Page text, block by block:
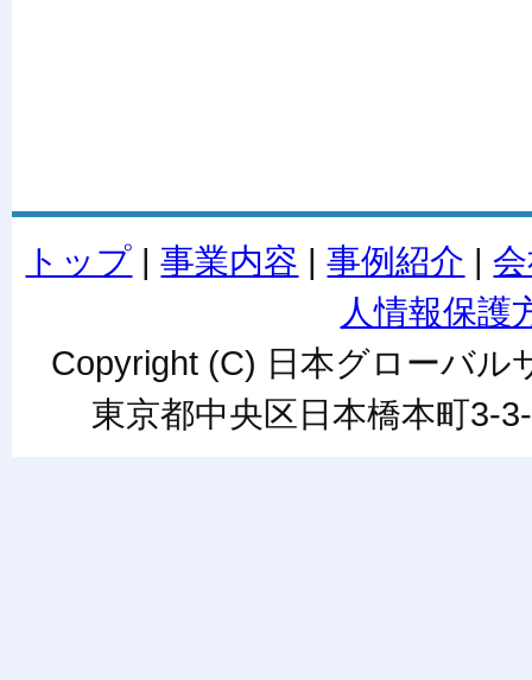
トップ |事業内容 |事例紹介 |
人情報保護
Copyright (C) 日本グローバル
東京都中央区日本橋本町3-